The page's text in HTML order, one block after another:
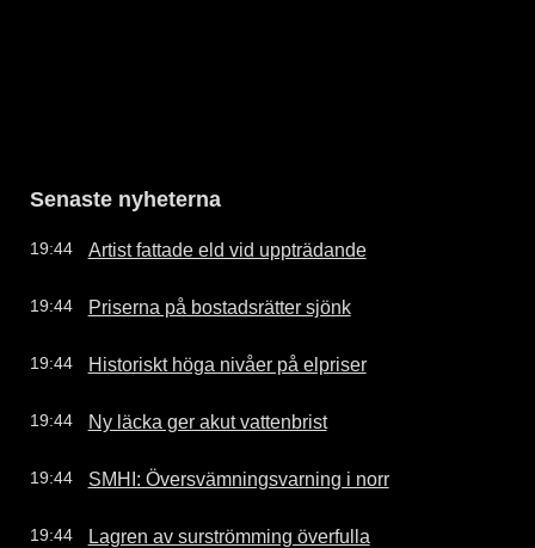
Senaste nyheterna
19:44 Artist fattade eld vid uppträdande
19:44 Priserna på bostadsrätter sjönk
19:44 Historiskt höga nivåer på elpriser
19:44 Ny läcka ger akut vattenbrist
19:44 SMHI: Översvämningsvarning i norr
19:44 Lagren av surströmming överfulla